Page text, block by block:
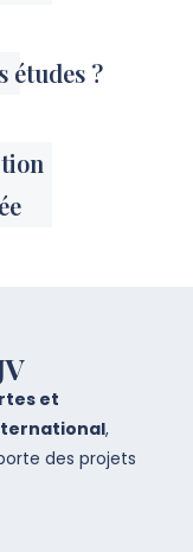
études ?
et
,
des projets